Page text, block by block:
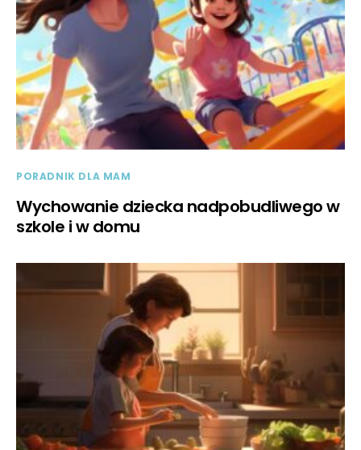
PORADNIK DLA MAM
Wychowanie dziecka nadpobudliwego w
szkole i w domu